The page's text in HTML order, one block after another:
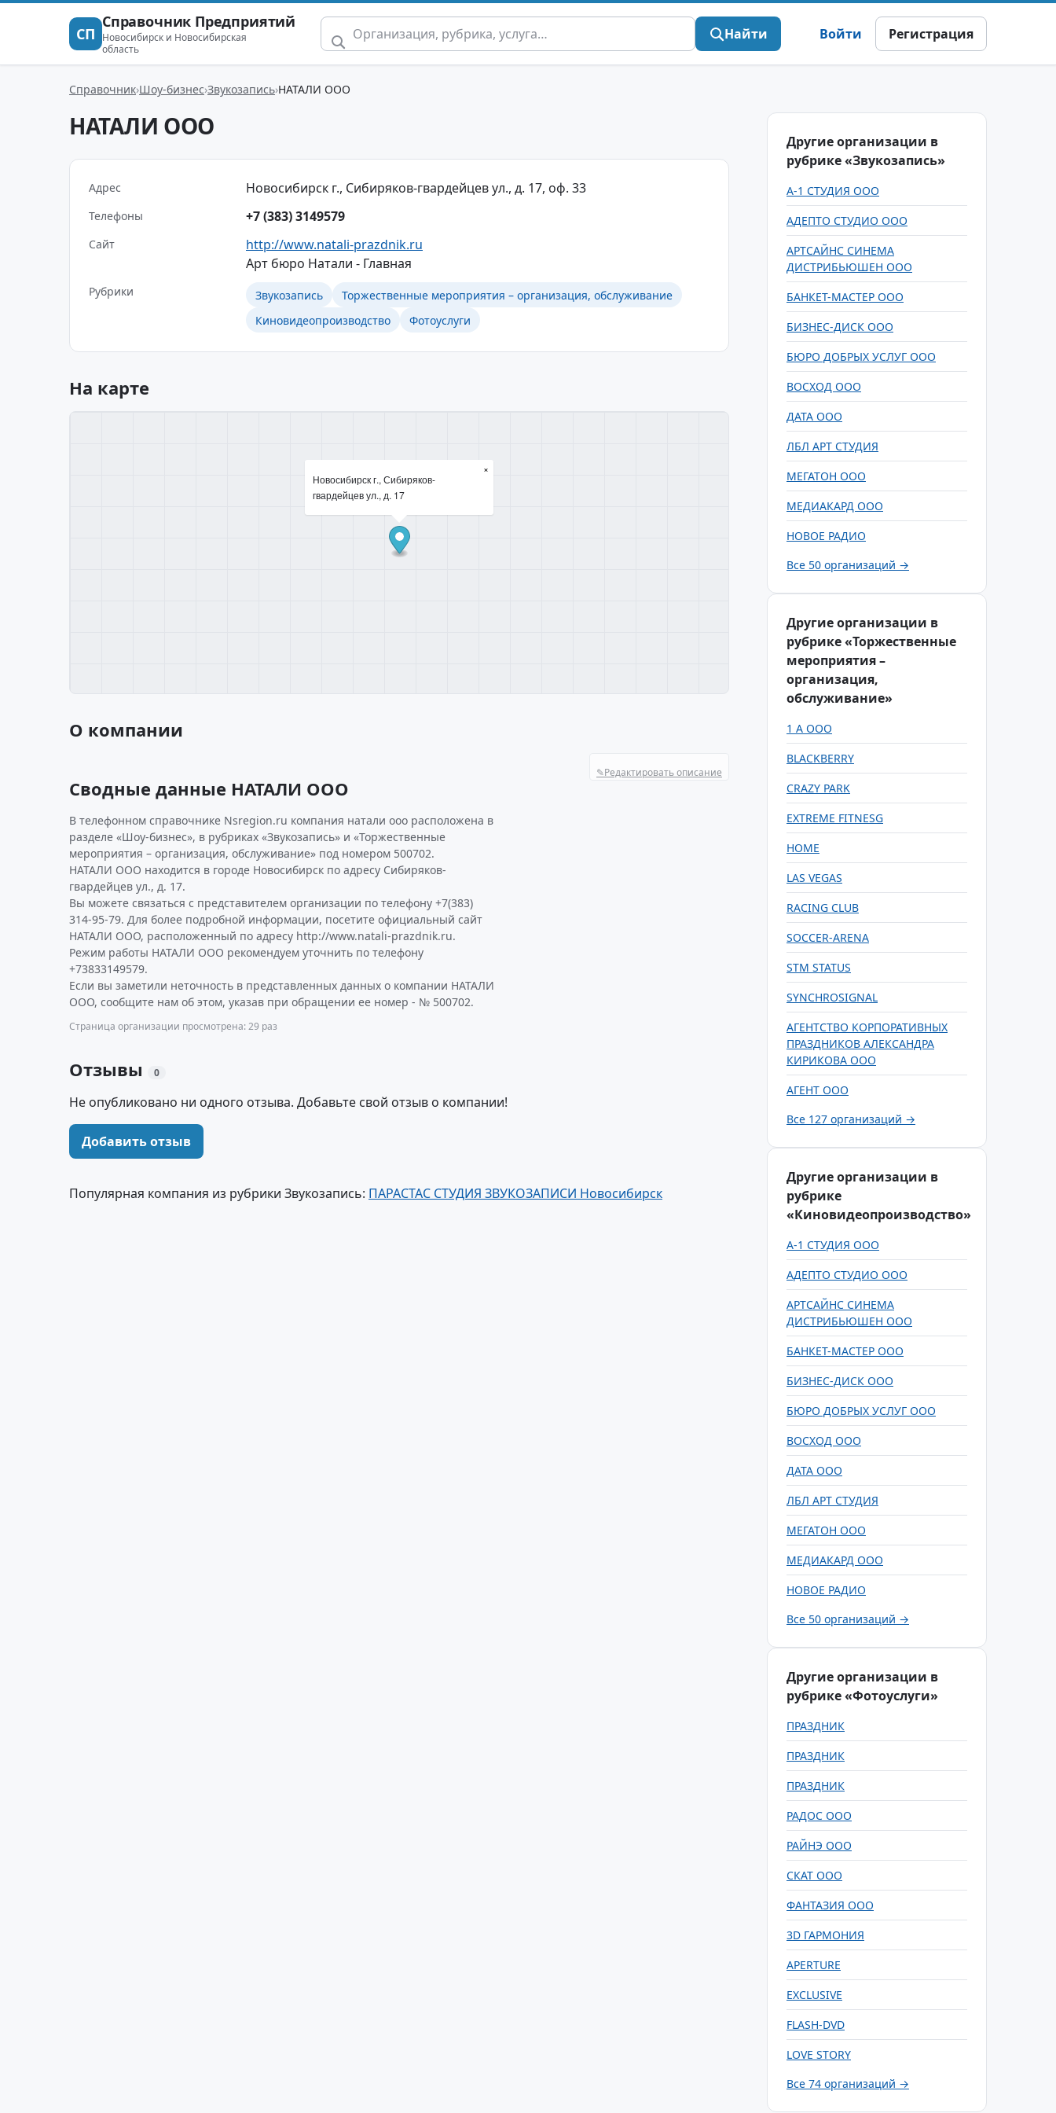
СП
Справочник Предприятий
Новосибирск и Новосибирская
область
Найти Войти Регистрация
Справочник Шоу-бизнес Звукозапись НАТАЛИ ООО
НАТАЛИ ООО
Адрес Новосибирск г., Сибиряков-гвардейцев ул., д. 17, оф. 33
Телефоны +7 (383) 3149579
Сайт
http://www.natali-prazdnik.ru
Арт бюро Натали - Главная
Рубрики Звукозапись
Торжественные мероприятия – организация, обслуживание
Киновидеопроизводство
Фотоуслуги
На карте
Новосибирск г., Сибиряков-
гвардейцев ул., д. 17
×
О компании
✎Редактировать описание
Сводные данные НАТАЛИ ООО
В телефонном справочнике Nsregion.ru компания натали ооо расположена в
разделе «Шоу-бизнес», в рубриках «Звукозапись» и «Торжественные
мероприятия – организация, обслуживание» под номером 500702.
НАТАЛИ ООО находится в городе Новосибирск по адресу Сибиряков-
гвардейцев ул., д. 17.
Вы можете связаться с представителем организации по телефону +7(383)
314-95-79. Для более подробной информации, посетите официальный сайт
НАТАЛИ ООО, расположенный по адресу http://www.natali-prazdnik.ru.
Режим работы НАТАЛИ ООО рекомендуем уточнить по телефону
+73833149579.
Если вы заметили неточность в представленных данных о компании НАТАЛИ
ООО, сообщите нам об этом, указав при обращении ее номер - № 500702.
Страница организации просмотрена: 29 раз
Отзывы 0
Не опубликовано ни одного отзыва. Добавьте свой отзыв о компании!
Добавить отзыв
Популярная компания из рубрики Звукозапись: ПАРАСТАС СТУДИЯ ЗВУКОЗАПИСИ Новосибирск
Другие организации в
рубрике «Звукозапись»
А-1 СТУДИЯ ООО
АДЕПТО СТУДИО ООО
АРТСАЙНС СИНЕМА
ДИСТРИБЬЮШЕН ООО
БАНКЕТ-МАСТЕР ООО
БИЗНЕС-ДИСК ООО
БЮРО ДОБРЫХ УСЛУГ ООО
ВОСХОД ООО
ДАТА ООО
ЛБЛ АРТ СТУДИЯ
МЕГАТОН ООО
МЕДИАКАРД ООО
НОВОЕ РАДИО
Все 50 организаций →
Другие организации в
рубрике «Торжественные
мероприятия –
организация,
обслуживание»
1 А ООО
BLACKBERRY
CRAZY PARK
EXTREME FITNESG
HOME
LAS VEGAS
RACING CLUB
SOCCER-ARENA
STM STATUS
SYNCHROSIGNAL
АГЕНТСТВО КОРПОРАТИВНЫХ
ПРАЗДНИКОВ АЛЕКСАНДРА
КИРИКОВА ООО
АГЕНТ ООО
Все 127 организаций →
Другие организации в
рубрике
«Киновидеопроизводство»
А-1 СТУДИЯ ООО
АДЕПТО СТУДИО ООО
АРТСАЙНС СИНЕМА
ДИСТРИБЬЮШЕН ООО
БАНКЕТ-МАСТЕР ООО
БИЗНЕС-ДИСК ООО
БЮРО ДОБРЫХ УСЛУГ ООО
ВОСХОД ООО
ДАТА ООО
ЛБЛ АРТ СТУДИЯ
МЕГАТОН ООО
МЕДИАКАРД ООО
НОВОЕ РАДИО
Все 50 организаций →
Другие организации в
рубрике «Фотоуслуги»
ПРАЗДНИК
ПРАЗДНИК
ПРАЗДНИК
РАДОС ООО
РАЙНЭ ООО
СКАТ ООО
ФАНТАЗИЯ ООО
3D ГАРМОНИЯ
APERTURE
EXCLUSIVE
FLASH-DVD
LOVE STORY
Все 74 организаций →